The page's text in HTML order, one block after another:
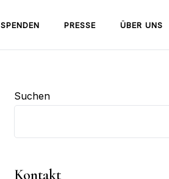
SPENDEN PRESSE ÜBER UNS
Suchen
Kontakt